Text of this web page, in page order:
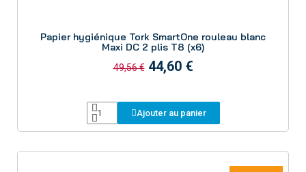
Papier hygiénique Tork SmartOne rouleau blanc
Maxi DC 2 plis T8 (x6)
49,56 € 44,60 €
Ajouter au panier